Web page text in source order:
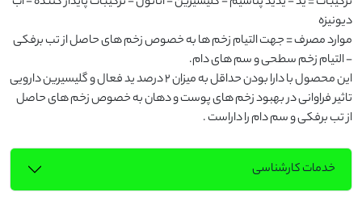
از تب برفکی و سم دام را داراست .
خدمات کارشناسی